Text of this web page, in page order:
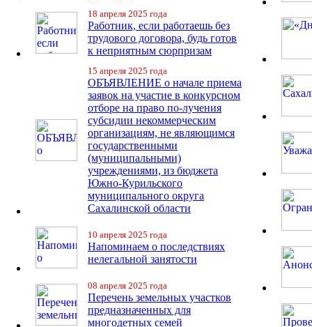
18 апреля 2025 года
Работник, если работаешь без
трудового договора, будь готов
к неприятным сюрпризам
15 апреля 2025 года
ОБЪЯВЛЕНИЕ о начале приема
заявок на участие в конкурсном
отборе на право по-лучения
субсидии некоммерческим
организациям, не являющимся
государственными
(муниципальными)
учреждениями, из бюджета
Южно-Курильского
муниципального округа
Сахалинской области
10 апреля 2025 года
Напоминаем о последствиях
нелегальной занятости
08 апреля 2025 года
Перечень земельных участков
предназначенных для
многодетных семей